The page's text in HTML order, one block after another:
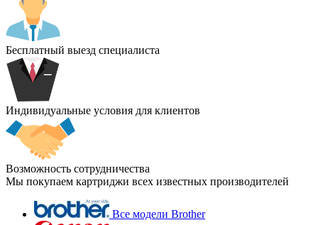
Бесплатный выезд специалиста
Индивидуальные условия для клиентов
Возможность сотрудничества
Мы покупаем картриджи всех известных производителей
Все модели Brother